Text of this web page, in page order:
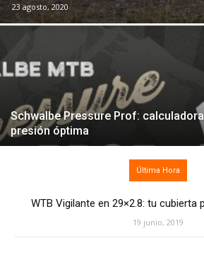
23 agosto, 2020
Schwalbe Pressure Prof:
presión óptima
Última Hora
WTB Vigilante en 29×2.8: tu cubierta
19 junio, 2019